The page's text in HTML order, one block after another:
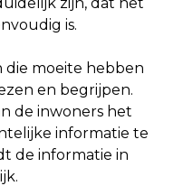
is.
die moeite hebben
en begrijpen.
de inwoners het
informatie te
de informatie in